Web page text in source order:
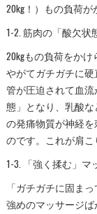
20kg！）もの負荷が
1-2. 筋肉の「酸欠状
20kgもの負荷をか
やがてガチガチに
管が圧迫されて血
態」となり、乳酸
の発痛物質が神経
のです。これが肩こ
1-3. 「強く揉む」マ
「ガチガチに固ま
強めのマッサージ